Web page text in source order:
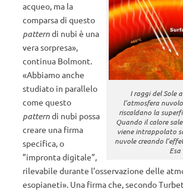
I raggi del Sole
l’atmosfera
riscaldano la
Quando il calore
viene intrappolato
nuvole creando
Esa
acqueo, ma la
comparsa di questo
patterndi nubi è una
vera sorpresa»,
continua Bolmont.
«Abbiamo anche
studiato in parallelo
come questo
patterndi nubi possa
creare una firma
specifica, o
”impronta digitale”,
rilevabile durante l’osservazione delle
esopianeti». Una firma che, secondo